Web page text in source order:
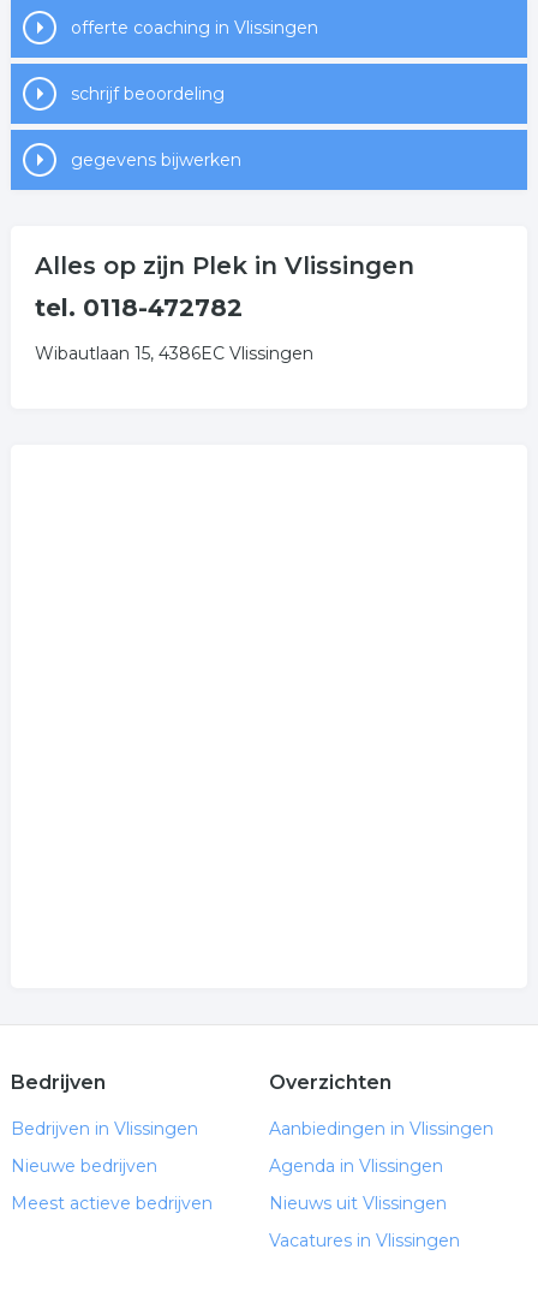
offerte coaching in Vlissingen
schrijf beoordeling
gegevens bijwerken
Alles op zijn Plek in Vlissingen
tel. 0118-472782
Wibautlaan 15, 4386EC Vlissingen
Bedrijven
Bedrijven in Vlissingen
Nieuwe bedrijven
Meest actieve bedrijven
Overzichten
Aanbiedingen in Vlissingen
Agenda in Vlissingen
Nieuws uit Vlissingen
Vacatures in Vlissingen